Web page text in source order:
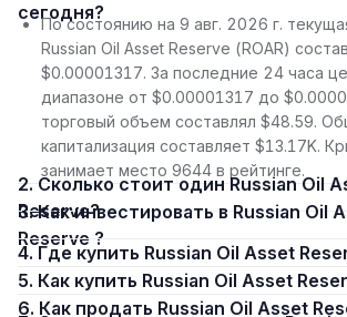
сегодня?
По состоянию на 9 авг. 2026 г.
Russian Oil Asset Reserve (ROAR)
$0.00001317. За последние 24 часа
диапазоне от $0.00001317 до
торговый объем составлял $48.59.
капитализация составляет $13.17K.
занимает место 9644 в рейтинге.
2. Сколько стоит один Russian Oil Asset
Reserve?
3. Как инвестировать в Russian Oil Asset
Reserve ?
4. Где купить Russian Oil Asset
5. Как купить Russian Oil Asset
6. Как продать Russian Oil Asset